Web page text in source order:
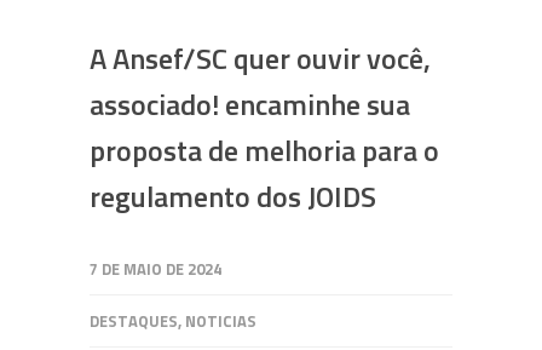
A Ansef/SC quer ouvir você,
associado! encaminhe sua
proposta de melhoria para o
regulamento dos JOIDS
7 DE MAIO DE 2024
DESTAQUES, NOTICIAS